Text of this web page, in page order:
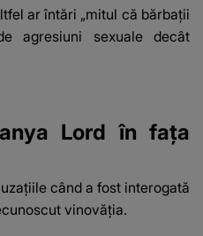
ar întări „mitul că bărbații
agresiuni sexuale decât
Lord în fața
când a fost interogată
vinovăția.